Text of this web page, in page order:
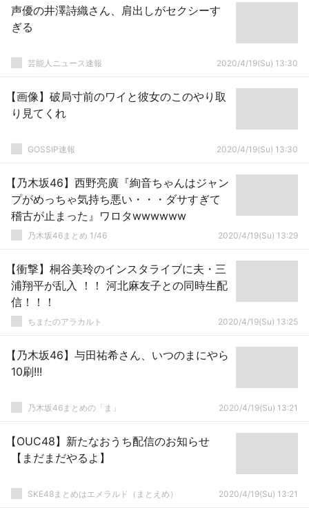
声優の井澤詩織さん、肩出しがセクシーす
ぎる
芸能人ニュース速報 2020/4/19(Su) 13:30
【画像】破局寸前のワイと彼女のこのやり取
り見てくれ
GOSSIP速報 2020/4/19(Su) 13:30
【乃木坂46】西野亮廣『絢音ちゃんはジャン
プがめっちゃ気持ち悪い・・・ダサすぎて
稽古が止まった』ワロタwwwwww
乃木坂46まとめ 1/46 2020/4/19(Su) 13:29
【衝撃】桐谷美玲のインスタライブに夫・三
浦翔平が乱入 ！！ 河北麻友子との同時生配
信！！！
ちまたのアラカルト 2020/4/19(Su) 13:25
【乃木坂46】与田祐希さん、いつのまにやら
10刷!!!
乃木坂46まとめの「ま」 2020/4/19(Su) 13:21
【OUC48】新たなおうち配信のお知らせ
【まだまだやるよ】
SKE48まとめはエメラルド（まとえめ） 2020/4/19(Su) 13:21